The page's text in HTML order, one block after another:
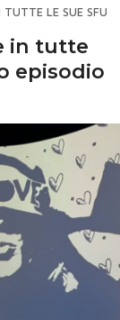
LE SUE
in tutte
episodio